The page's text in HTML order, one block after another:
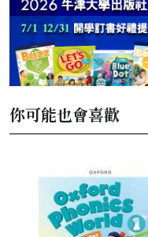
你可能也會喜歡